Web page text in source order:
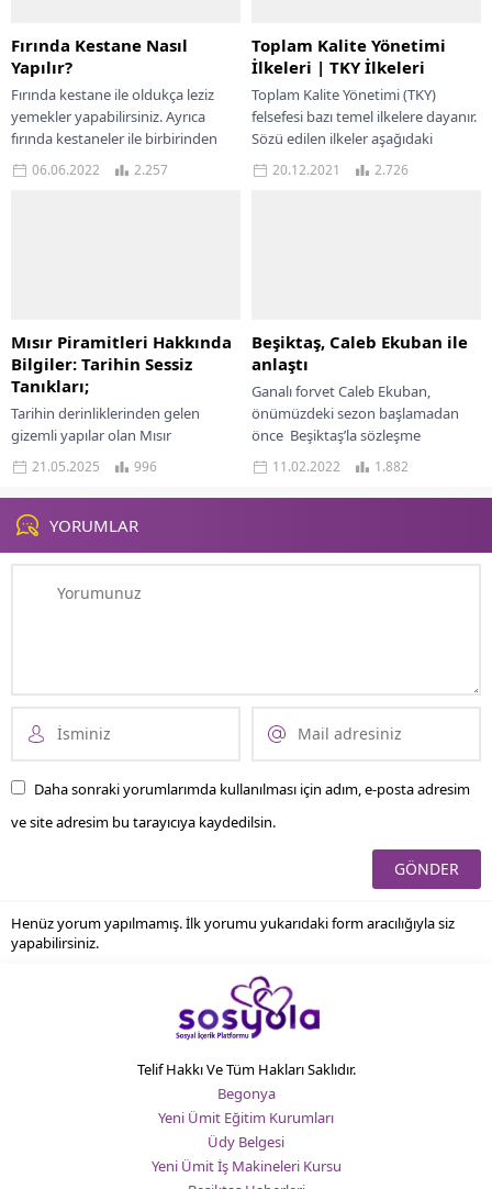
Fırında Kestane Nasıl
Yapılır?
Fırında kestane ile oldukça leziz
yemekler yapabilirsiniz. Ayrıca
fırında kestaneler ile birbirinden
enfes tatlılar da yapabilirsiniz. Bu
bölümde fırında pişmiş...
06.06.2022 2.257
Toplam Kalite Yönetimi
İlkeleri | TKY İlkeleri
Toplam Kalite Yönetimi (TKY)
felsefesi bazı temel ilkelere dayanır.
Sözü edilen ilkeler aşağıdaki
bölümde kısaca açıklanmaktadır.
Yazımızda Toplam Kalite Yönetimi...
20.12.2021 2.726
Mısır Piramitleri Hakkında
Bilgiler: Tarihin Sessiz
Tanıkları;
Tarihin derinliklerinden gelen
gizemli yapılar olan Mısır
piramitleri, yüzyıllardır insanlık
tarihinin en büyüleyici mimari
başarıları arasında yer alır. Gize
Piramitleri...
21.05.2025 996
Beşiktaş, Caleb Ekuban ile
anlaştı
Ganalı forvet Caleb Ekuban,
önümüzdeki sezon başlamadan
önce Beşiktaş’la sözleşme
imzalamak için prensip
anlaşmasına vardı. Beşiktaş,
Ekuban’ı takıma katmak için...
11.02.2022 1.882
YORUMLAR
Daha sonraki yorumlarımda kullanılması için adım, e-posta adresim
ve site adresim bu tarayıcıya kaydedilsin.
Henüz yorum yapılmamış. İlk yorumu yukarıdaki form aracılığıyla siz
yapabilirsiniz.
Telif Hakkı Ve Tüm Hakları Saklıdır.
Begonya
Yeni Ümit Eğitim Kurumları
Üdy Belgesi
Yeni Ümit İş Makineleri Kursu